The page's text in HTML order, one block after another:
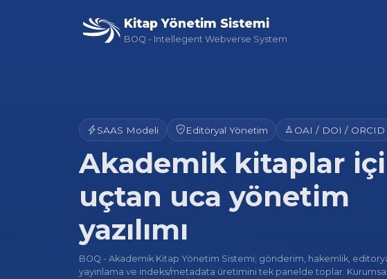
Kitap Yönetim Sistemi
BOQ - Intellegent Webverse System
SAAS Modeli Editöryal Yönetim OAI / DOI / ORCID
Akademik kitaplar
uçtan uca yönetim
yazılımı
BOQ - Akademik Kitap Yönetim Sistemi; gönderim, hakemlik,
yayınlama ve indeks/metadata üretimini tek panelde toplar.